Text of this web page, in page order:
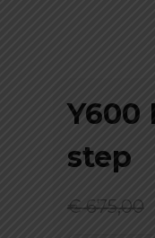
Y600
step
€675,00